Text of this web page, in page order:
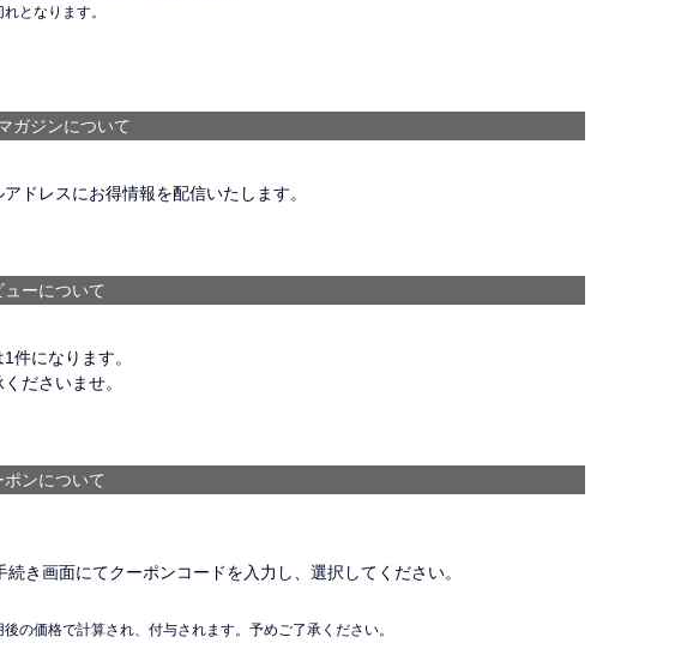
となります。
ガジンについて
ドレスにお得情報を配信いたします。
ューについて
件になります。
ださいませ。
ポンについて
き画面にてクーポンコードを入力し、選択してください。
の価格で計算され、付与されます。予めご了承ください。